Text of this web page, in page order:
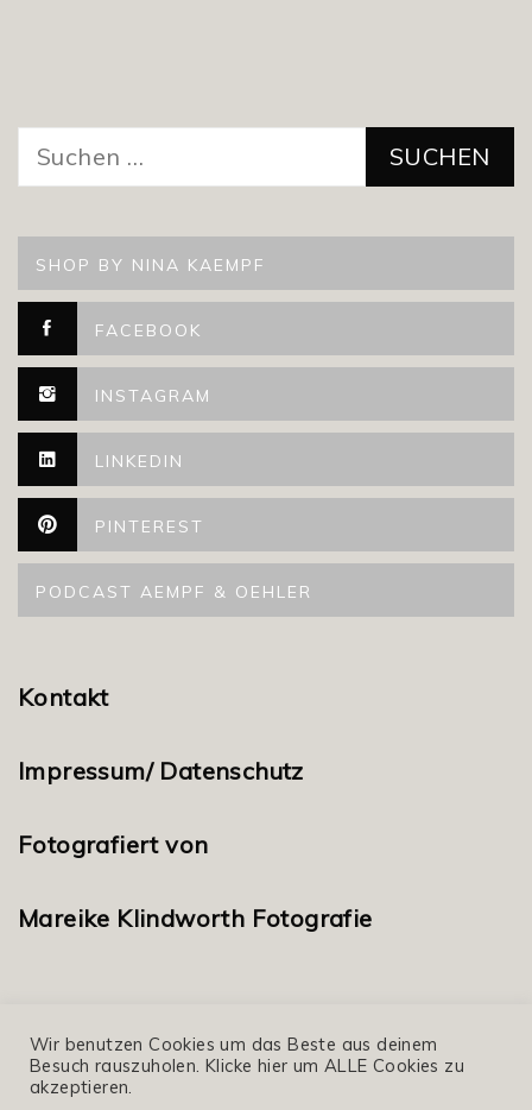
nach:
SHOP BY NINA KAEMPF
FACEBOOK
INSTAGRAM
LINKEDIN
PINTEREST
PODCAST AEMPF & OEHLER
Kontakt
Impressum/ Datenschutz
Fotografiert von
Mareike Klindworth Fotografie
Wir benutzen Cookies um das Beste aus deinem
Besuch rauszuholen. Klicke hier um ALLE Cookies zu
akzeptieren.